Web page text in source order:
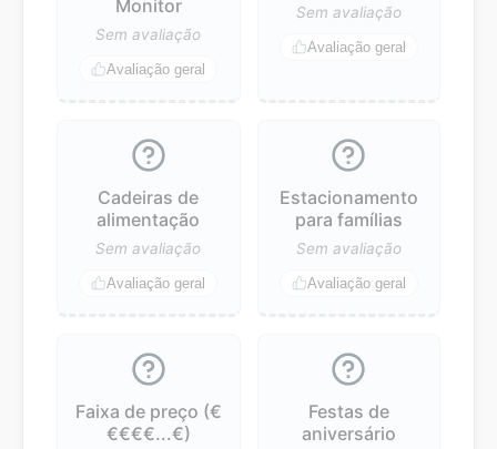
Monitor
Sem avaliação
Avaliação geral
Sem avaliação
Avaliação geral
Cadeiras de
alimentação
Sem avaliação
Avaliação geral
Estacionamento
para famílias
Sem avaliação
Avaliação geral
Faixa de preço (€
€€€€...€)
Festas de
aniversário